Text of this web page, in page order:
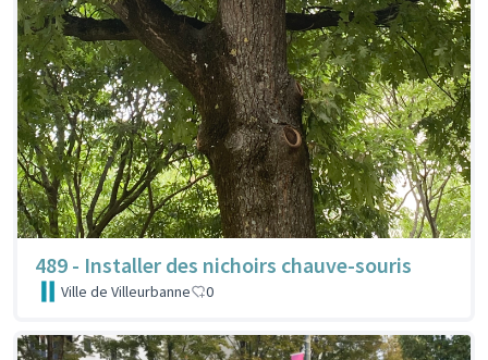
489 - Installer des nichoirs chauve-souris
Ville de Villeurbanne 0